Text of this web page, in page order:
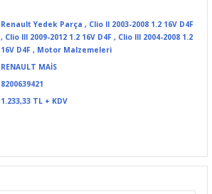
Renault Yedek Parça , Clio II 2003-2008 1.2 16V D4F
, Clio III 2009-2012 1.2 16V D4F , Clio III 2004-2008 1.2
16V D4F , Motor Malzemeleri
RENAULT MAİS
8200639421
1.233,33 TL + KDV